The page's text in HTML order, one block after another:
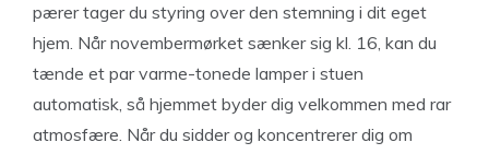
pærer tager du styring over den stemning i dit eget
hjem. Når novembermørket sænker sig kl. 16, kan du
tænde et par varme-tonede lamper i stuen
automatisk, så hjemmet byder dig velkommen med rar
atmosfære. Når du sidder og koncentrerer dig om